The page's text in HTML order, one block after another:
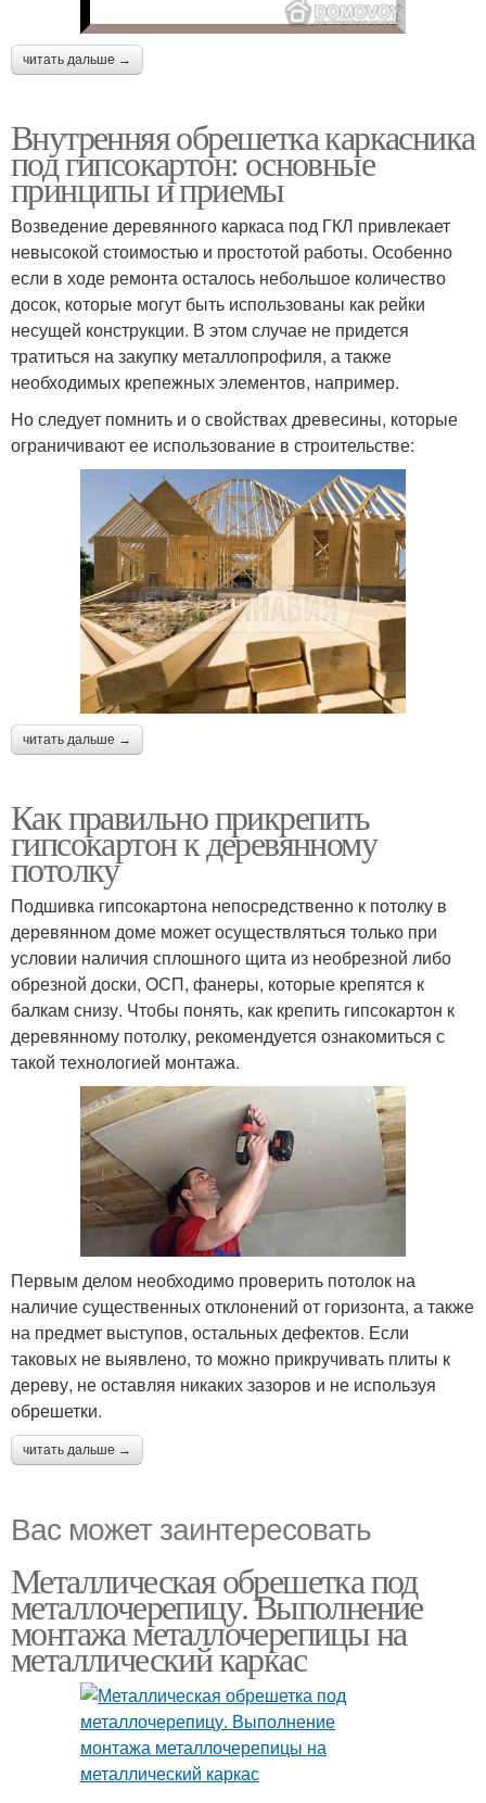
читать дальше →
Внутренняя обрешетка каркасника
под гипсокартон: основные
принципы и приемы
Возведение деревянного каркаса под ГКЛ привлекает
невысокой стоимостью и простотой работы. Особенно
если в ходе ремонта осталось небольшое количество
досок, которые могут быть использованы как рейки
несущей конструкции. В этом случае не придется
тратиться на закупку металлопрофиля, а также
необходимых крепежных элементов, например.
Но следует помнить и о свойствах древесины, которые
ограничивают ее использование в строительстве:
читать дальше →
Как правильно прикрепить
гипсокартон к деревянному
потолку
Подшивка гипсокартона непосредственно к потолку в
деревянном доме может осуществляться только при
условии наличия сплошного щита из необрезной либо
обрезной доски, ОСП, фанеры, которые крепятся к
балкам снизу. Чтобы понять, как крепить гипсокартон к
деревянному потолку, рекомендуется ознакомиться с
такой технологией монтажа.
Первым делом необходимо проверить потолок на
наличие существенных отклонений от горизонта, а также
на предмет выступов, остальных дефектов. Если
таковых не выявлено, то можно прикручивать плиты к
дереву, не оставляя никаких зазоров и не используя
обрешетки.
читать дальше →
Вас может заинтересовать
Металлическая обрешетка под
металлочерепицу. Выполнение
монтажа металлочерепицы на
металлический каркас